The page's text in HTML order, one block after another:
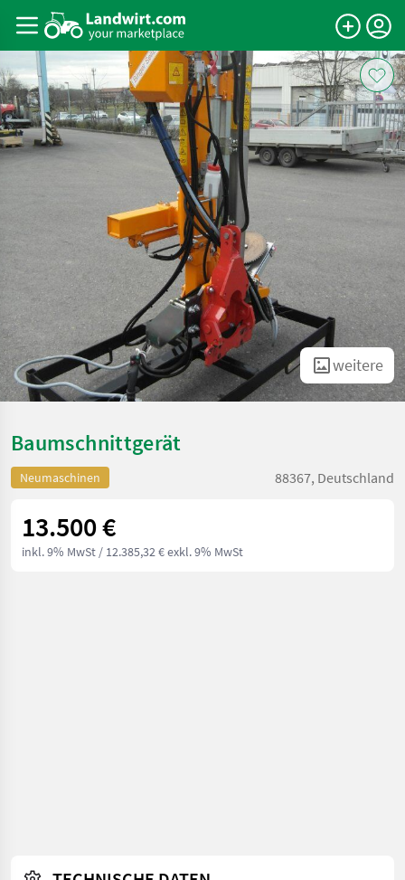
weitere
Baumschnittgerät
Neumaschinen 88367, Deutschland
13.500 €
inkl. 9% MwSt / 12.385,32 € exkl. 9% MwSt